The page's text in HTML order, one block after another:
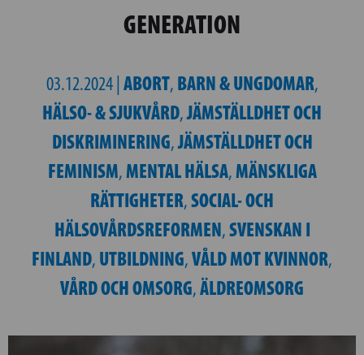
GENERATION
03.12.2024 | ABORT, BARN & UNGDOMAR,
HÄLSO- & SJUKVÅRD,JÄMSTÄLLDHET OCH
DISKRIMINERING,JÄMSTÄLLDHET OCH
FEMINISM,MENTAL HÄLSA,MÄNSKLIGA
RÄTTIGHETER,SOCIAL- OCH
HÄLSOVÅRDSREFORMEN,SVENSKAN I
FINLAND, UTBILDNING,VÅLD MOT KVINNOR,
VÅRD OCH OMSORG,ÄLDREOMSORG